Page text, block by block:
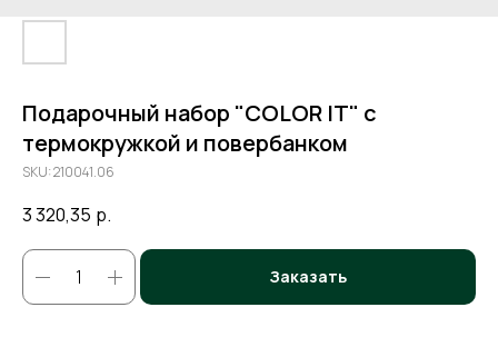
Подарочный набор "COLOR IT" c
термокружкой и повербанком
SKU:210041.06
3 320,35 р.
Заказать